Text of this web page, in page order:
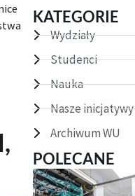
KATEGORIE
Wydziały
Studenci
Nauka
Nasze inicjatywy
Archiwum WU
POLECANE